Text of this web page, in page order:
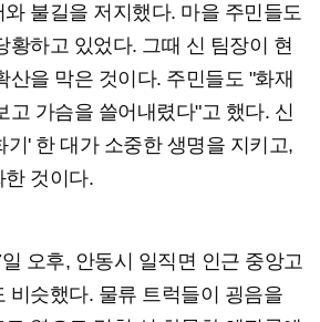
불길을 저지했다. 마을 주민들도
황하고 있었다. 그때 신 팀장이 현
산을 막은 것이다. 주민들도 "화재
고 가슴을 쓸어내렸다"고 했다. 신
기' 한 대가 소중한 생명을 지키고,
한 것이다.
오후, 안동시 일직면 인근 중앙고
비슷했다. 물류 트럭들이 굉음을